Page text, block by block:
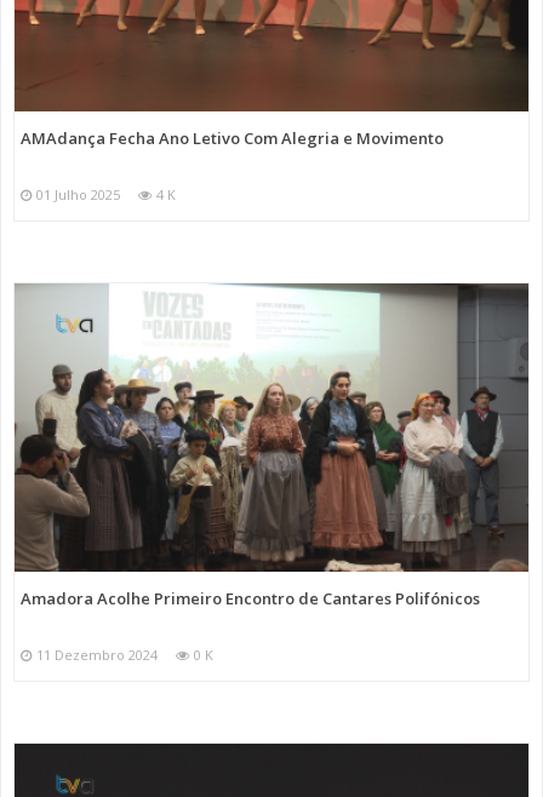
AMAdança Fecha Ano Letivo Com Alegria e Movimento
01 Julho 2025 4 K
Amadora Acolhe Primeiro Encontro de Cantares Polifónicos
11 Dezembro 2024 0 K